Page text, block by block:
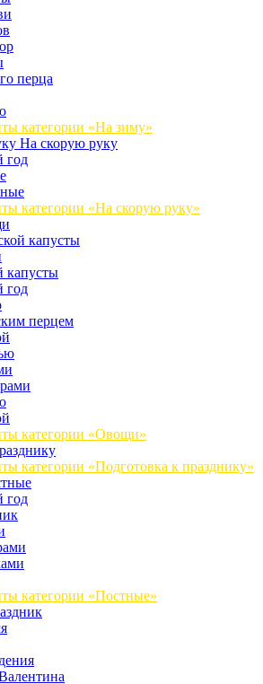
перца
категории «На зиму»
На скорую руку
год
категории «На скорую руку»
капусты
капусты
год
перцем
категории «Овощи»
категории «Подготовка к празднику»
год
категории «Постные»